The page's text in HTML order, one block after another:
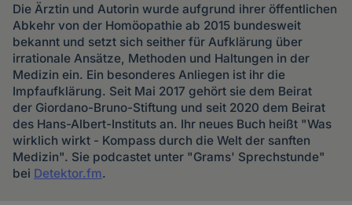
Die Ärztin und Autorin wurde aufgrund ihrer öffentlichen
Abkehr von der Homöopathie ab 2015 bundesweit
bekannt und setzt sich seither für Aufklärung über
irrationale Ansätze, Methoden und Haltungen in der
Medizin ein. Ein besonderes Anliegen ist ihr die
Impfaufklärung. Seit Mai 2017 gehört sie dem Beirat
der Giordano-Bruno-Stiftung und seit 2020 dem Beirat
des Hans-Albert-Instituts an. Ihr neues Buch heißt "Was
wirklich wirkt - Kompass durch die Welt der sanften
Medizin". Sie podcastet unter "Grams' Sprechstunde"
bei Detektor.fm.